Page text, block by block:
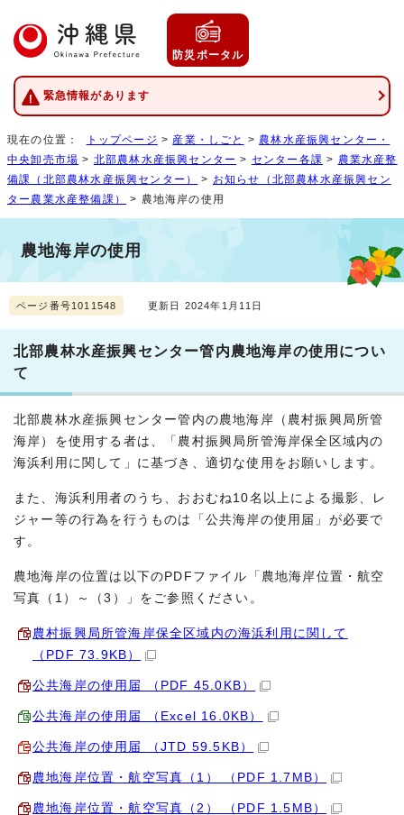
防災ポータル
緊急情報があります
現在の位置： トップページ > 産業・しごと > 農林水産振興センター・
中央卸売市場 > 北部農林水産振興センター > センター各課 > 農業水産整
備課（北部農林水産振興センター）
> お知らせ（北部農林水産振興セン
ター農業水産整備課）
> 農地海岸の使用
農地海岸の使用
ページ番号1011548 更新日 2024年1月11日
北部農林水産振興センター管内農地海岸の使用につい
て
北部農林水産振興センター管内の農地海岸（農村振興局所管
海岸）を使用する者は、「農村振興局所管海岸保全区域内の
海浜利用に関して」に基づき、適切な使用をお願いします。
また、海浜利用者のうち、おおむね10名以上による撮影、レ
ジャー等の行為を行うものは「公共海岸の使用届」が必要で
す。
農地海岸の位置は以下のPDFファイル「農地海岸位置・航空
写真（1）～（3）」をご参照ください。
農村振興局所管海岸保全区域内の海浜利用に関して
（PDF 73.9KB）
公共海岸の使用届 （PDF 45.0KB）
公共海岸の使用届 （Excel 16.0KB）
公共海岸の使用届 （JTD 59.5KB）
農地海岸位置・航空写真（1） （PDF 1.7MB）
農地海岸位置・航空写真（2） （PDF 1.5MB）